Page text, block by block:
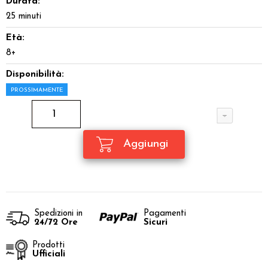
25 minuti
Età:
8+
Disponibilità:
PROSSIMAMENTE
Spedizioni in
24/72 Ore
Pagamenti
Sicuri
Prodotti
Ufficiali